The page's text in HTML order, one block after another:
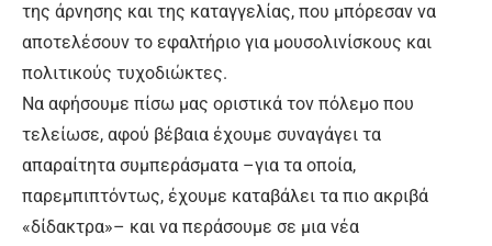
της άρνησης και της καταγγελίας, που μπόρεσαν να
αποτελέσουν το εφαλτήριο για μουσολινίσκους και
πολιτικούς τυχοδιώκτες.
Να αφήσουμε πίσω μας οριστικά τον πόλεμο που
τελείωσε, αφού βέβαια έχουμε συναγάγει τα
απαραίτητα συμπεράσματα –για τα οποία,
παρεμπιπτόντως, έχουμε καταβάλει τα πιο ακριβά
«δίδακτρα»– και να περάσουμε σε μια νέα